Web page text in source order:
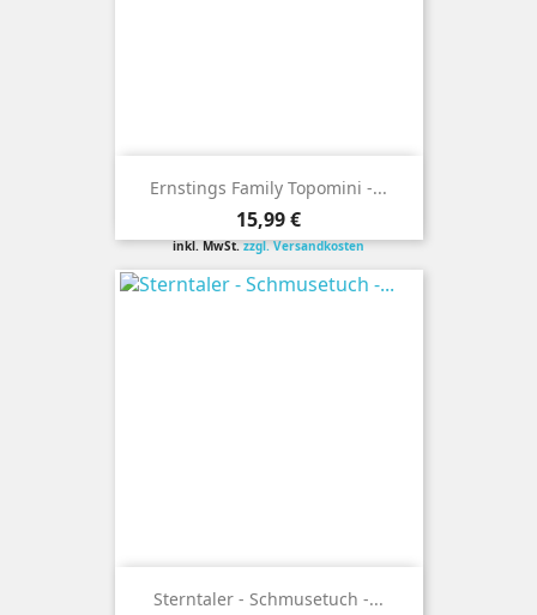
Ernstings Family Topomini -...
Preis
15,99 €
inkl. MwSt.zzgl. Versandkosten
Sterntaler - Schmusetuch -...